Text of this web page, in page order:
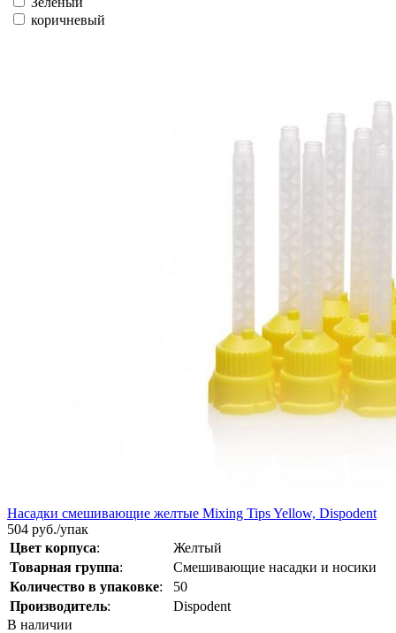
коричневый
Насадки смешивающие желтые Mixing Tips Yellow, Dispodent
504 руб./упак
Цвет корпуса:
Желтый
Товарная группа:
Смешивающие насадки и носики
Количество в упаковке:
50
Производитель:
Dispodent
В наличии